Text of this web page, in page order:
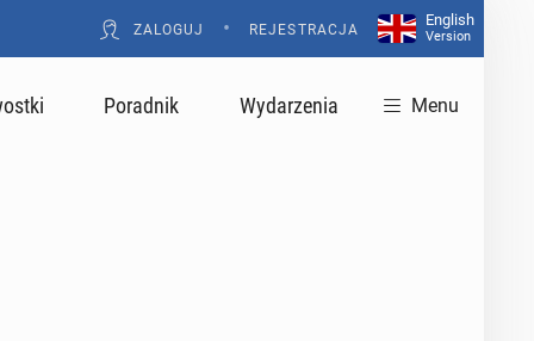
ZALOGUJ • REJESTRACJA
English
Version
Poradnik Wydarzenia Menu